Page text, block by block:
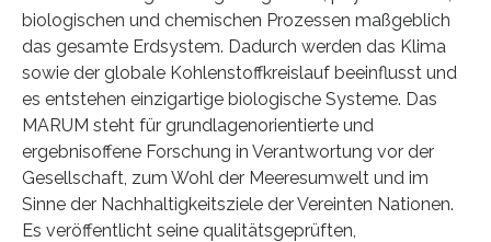
biologischen und chemischen Prozessen maßgeblich
das gesamte Erdsystem. Dadurch werden das Klima
sowie der globale Kohlenstoffkreislauf beeinflusst und
es entstehen einzigartige biologische Systeme. Das
MARUM steht für grundlagenorientierte und
ergebnisoffene Forschung in Verantwortung vor der
Gesellschaft, zum Wohl der Meeresumwelt und im
Sinne der Nachhaltigkeitsziele der Vereinten Nationen.
Es veröffentlicht seine qualitätsgeprüften,